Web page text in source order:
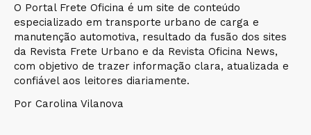
O Portal Frete Oficina é um site de conteúdo
especializado em transporte urbano de carga e
manutenção automotiva, resultado da fusão dos sites
da Revista Frete Urbano e da Revista Oficina News,
com objetivo de trazer informação clara, atualizada e
confiável aos leitores diariamente.
Por Carolina Vilanova